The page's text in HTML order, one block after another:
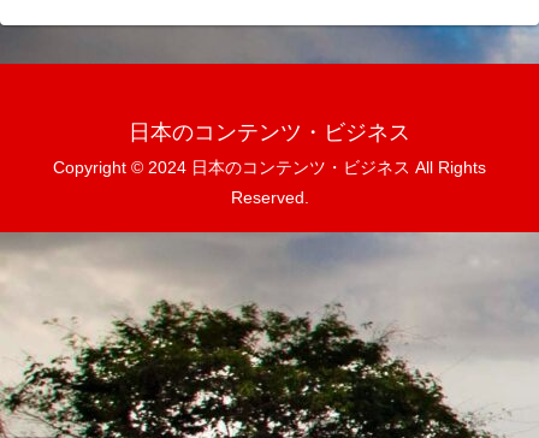
日本のコンテンツ・ビジネス
Copyright © 2024 日本のコンテンツ・ビジネス All Rights
Reserved.